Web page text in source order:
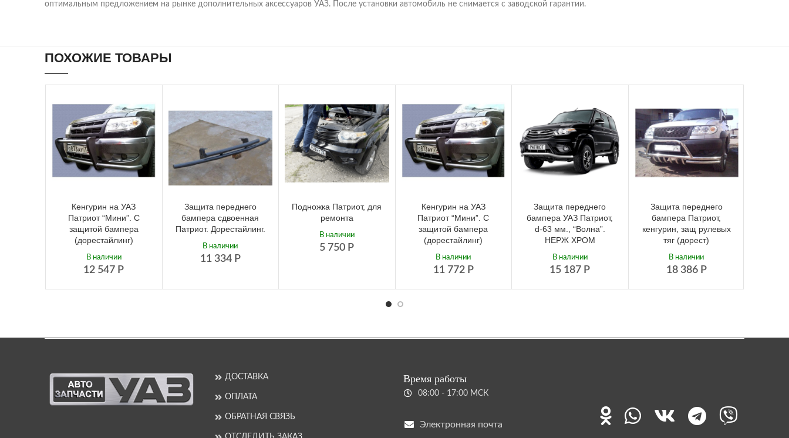
оптимальным предложением на рынке дополнительных аксессуаров УАЗ. После установки автомобиль не снимается с заводской гарантии.
ПОХОЖИЕ ТОВАРЫ
Кенгурин на УАЗ
Патриот “Мини”. С
защитой бампера
(дорестайлинг)
12 547 Р
В наличии
Защита переднего
бампера сдвоенная
Патриот. Дорестайлинг.
11 334 Р
В наличии
Подножка Патриот, для
ремонта
5 750 Р
В наличии
Кенгурин на УАЗ
Патриот “Мини”. С
защитой бампера
(дорестайлинг)
11 772 Р
В наличии
Защита переднего
бампера УАЗ Патриот,
d-63 мм., “Волна”.
НЕРЖ ХРОМ
15 187 Р
В наличии
Защита переднего
бампера Патриот,
кенгурин, защ рулевых
тяг (дорест)
18 386 Р
В наличии
ДОСТАВКА
ОПЛАТА
ОБРАТНАЯ СВЯЗЬ
Время работы
08:00 - 17:00 МСК
Электронная почта